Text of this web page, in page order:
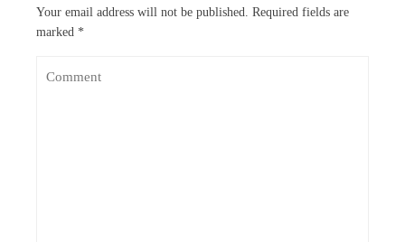
Your email address will not be published. Required fields are
marked *